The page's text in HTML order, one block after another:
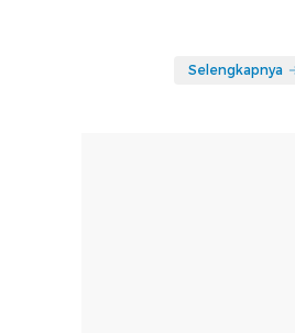
Selengkapnya